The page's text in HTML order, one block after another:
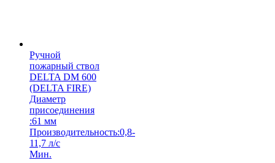
Ручной
пожарный ствол
DELTA DM 600
(DELTA FIRE)
Диаметр
присоединения
:61 мм
Производительность:0,8-
11,7 л/с
Мин.